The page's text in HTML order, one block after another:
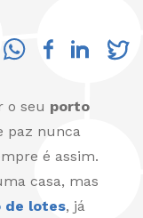
o seu porto
paz nunca
é assim.
casa, mas
de lotes, já